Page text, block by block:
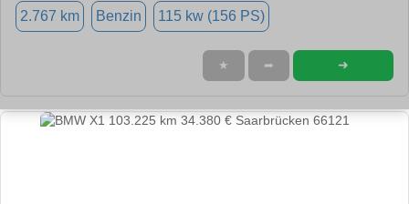
2.767 km Benzin 115 kw (156 PS)
★ ➦ ➜